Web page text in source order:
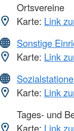
Ortsvereine
Karte: Link
Sonstige
Karte: Link
Karte: Link
Tages- und
Karte: Link